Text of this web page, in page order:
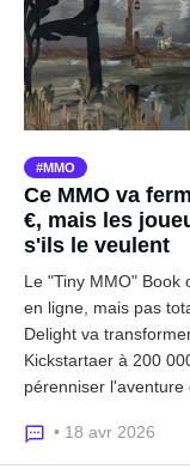
MMO
Ce MMO va
€, mais les
s'ils le veulent
Le "Tiny MMO" Book
en ligne, mais pas
Delight va
Kickstartaer à 200
pérenniser
• 18 avr 2026